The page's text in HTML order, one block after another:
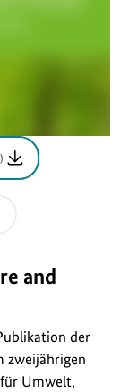
and
der
zweijährigen
Umwelt,